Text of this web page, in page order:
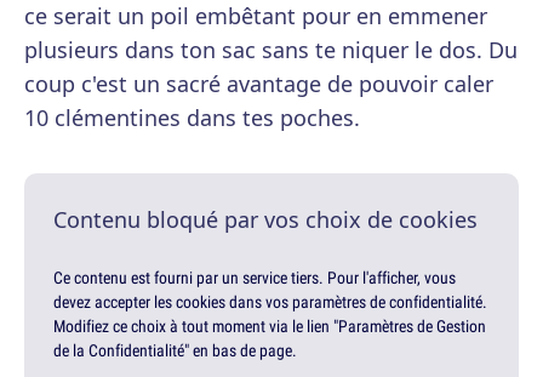
ce serait un poil embêtant pour en emmener
plusieurs dans ton sac sans te niquer le dos. Du
coup c'est un sacré avantage de pouvoir caler
10 clémentines dans tes poches.
Contenu bloqué par vos choix de cookies
Ce contenu est fourni par un service tiers. Pour l'afficher, vous
devez accepter les cookies dans vos paramètres de confidentialité.
Modifiez ce choix à tout moment via le lien "Paramètres de Gestion
de la Confidentialité" en bas de page.